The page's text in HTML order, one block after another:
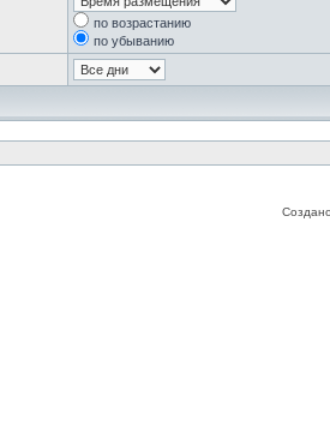
по возрастанию
по убыванию